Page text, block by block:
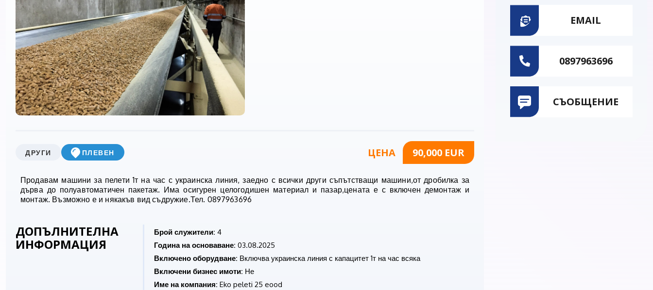
ЦЕНА 90,000 EUR
ДРУГИ ПЛЕВЕН
Продавам машини за пелети 1т на час с украинска линия, заедно с всички други съпътстващи машини,от дробилка за
дърва до полуавтоматичен пакетаж. Има осигурен целогодишен материал и пазар,цената е с включен демонтаж и
монтаж. Възможно е и някакъв вид съдружие.Тел. 0897963696
ДОПЪЛНИТЕЛНА
ИНФОРМАЦИЯ
Брой служители: 4
Година на основаване: 03.08.2025
Включено оборудване: Включва украинска линия с капацитет 1т на час всяка
Включени бизнес имоти: Не
Име на компания: Eko peleti 25 eood
EMAIL
0897963696
СЪОБЩЕНИЕ